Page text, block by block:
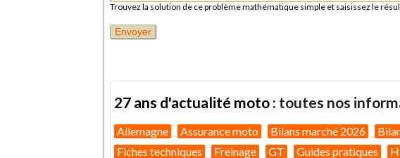
Trouvez la solution de ce problème mathématique simple et saisissez le
27 ans d'actualité moto : toutes nos
Allemagne Assurance moto Bilans marché 2026
Fiches techniques
Freinage GT Guides pratiques